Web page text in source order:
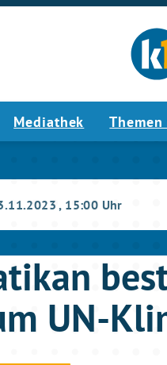
Mediathek
, 15:00 Uhr
UN-